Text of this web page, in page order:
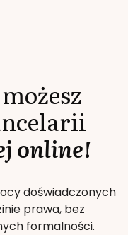
online!
doświadczonych
prawa, bez
formalności.